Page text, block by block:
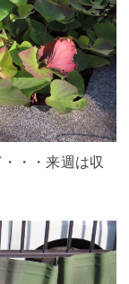
・・来週は収